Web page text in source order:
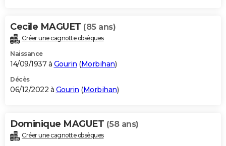
Cecile MAGUET (85 ans)
Créer une cagnotte obsèques
Naissance
14/09/1937 à Gourin (Morbihan)
Décès
06/12/2022 à Gourin (Morbihan)
Dominique MAGUET (58 ans)
Créer une cagnotte obsèques